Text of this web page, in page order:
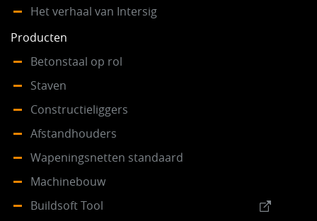
Het verhaal van Intersig
Producten
Betonstaal op rol
Staven
Constructieliggers
Afstandhouders
Wapeningsnetten standaard
Machinebouw
Buildsoft Tool